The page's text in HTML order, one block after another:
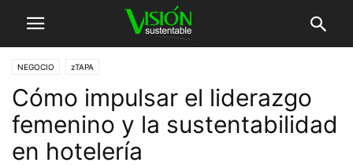
NEGOCIO zTAPA
Cómo impulsar el liderazgo
femenino y la sustentabilidad
en hotelería